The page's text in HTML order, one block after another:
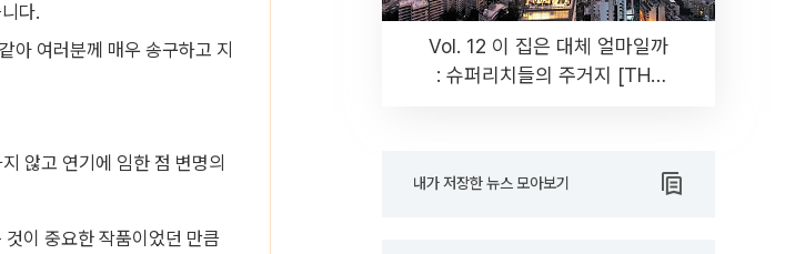
다.
아 여러분께 매우 송구하고 지
않고 연기에 임한 점 변명의
이 중요한 작품이었던 만큼
Vol. 12 이 집은 대체 얼마일까
: 슈퍼리치들의 주거지 [THE
내가 저장한 뉴스 모아보기